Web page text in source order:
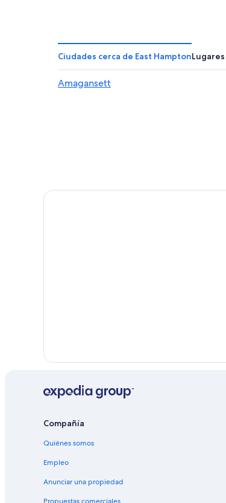
Ciudades cerca de East Hampton
Amagansett
Compañía
Quiénes somos
Empleo
Anunciar una propiedad